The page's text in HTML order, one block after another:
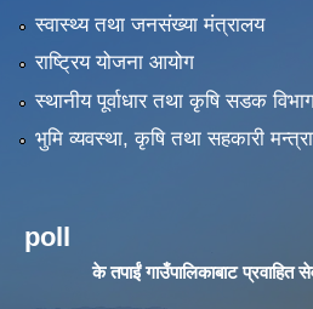
स्वास्थ्य तथा जनसंख्या मंत्रालय
राष्ट्रिय योजना आयोग
स्थानीय पूर्वाधार तथा कृषि सडक
भुमि व्यवस्था, कृषि तथा सहकारी
poll
के तपाईं गाउँपालिकाबाट प्रवाहित